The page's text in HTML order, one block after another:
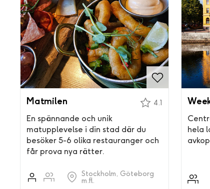
Matmilen 4.1
En spännande och unik
matupplevelse i din stad där du
besöker 5-6 olika restauranger och
får prova nya rätter.
Stockholm, Göteborg
m.fl.
hela